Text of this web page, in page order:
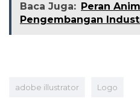
Baca Juga: Peran
Pengembangan
adobe illustrator Logo